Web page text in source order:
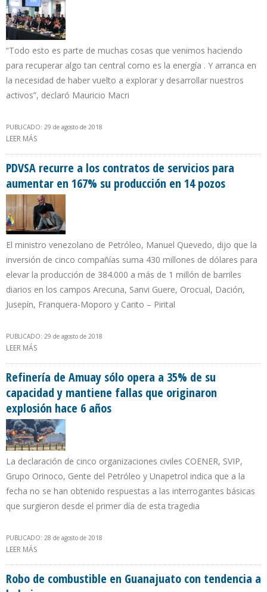
“Todo esto es parte de muchas cosas que venimos haciendo
para recuperar algo tan central como es la energía . Y arranca en
la necesidad de haber vuelto a explorar y desarrollar nuestros
activos”, declaró Mauricio Macri
PUBLICADO: 29 de agosto de 2018
LEER MÁS
PDVSA recurre a los contratos de servicios para
aumentar en 167% su producción en 14 pozos
El ministro venezolano de Petróleo, Manuel Quevedo, dijo que la
inversión de cinco compañías suma 430 millones de dólares para
elevar la producción de 384.000 a más de 1 millón de barriles
diarios en los campos Arecuna, Sanvi Guere, Orocual, Dación,
Jusepín, Franquera-Moporo y Carito – Pirital
PUBLICADO: 29 de agosto de 2018
LEER MÁS
Refinería de Amuay sólo opera a 35% de su
capacidad y mantiene fallas que originaron
explosión hace 6 años
La declaración de cinco organizaciones civiles COENER, SVIP,
Grupo Orinoco, Gente del Petróleo y Unapetrol indica que a la
fecha no se han obtenido respuestas a las interrogantes básicas
que surgieron desde el primer día de esta tragedia
PUBLICADO: 28 de agosto de 2018
LEER MÁS
HACE 6 AÑOS
Robo de combustible en Guanajuato con tendencia a